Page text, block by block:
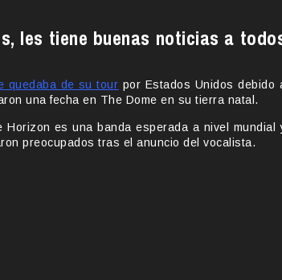
les tiene buenas noticias a
quedaba de su tour por Estados Unidos debido
una fecha en The Dome en su tierra natal.
Horizon es una banda esperada a nivel mundial
preocupados tras el anuncio del vocalista.